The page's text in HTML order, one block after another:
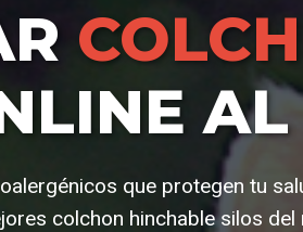
AL
que protegen tu
colchon hinchable silos